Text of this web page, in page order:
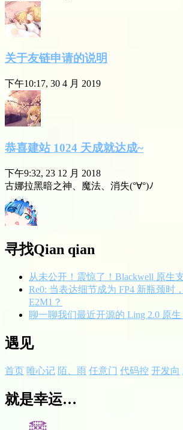
关于友链申请的说明
下午10:17, 30 4 月 2019
恭喜建站 1024 天成就达成~
下午9:32, 23 12 月 2018
古娜拉黑暗之神、魔法、消失(°∀°)ﾉ
寻找Qian qian
从未公开！震惊了！Blackwell 原生
Re0: 当表达细节成为 FP4 新瓶颈时
E2M1？
聊一聊我们最近开源的 Ling 2.0 原
遇见
首页 唯心记 陌、雨 任意门 代码控 开发向
就是幸运…